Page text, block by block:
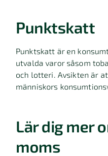
Punktskatt
Punktskatt är en
utvalda varor såsom
och lotteri. Avsikten är
människors
Lär dig mer
moms